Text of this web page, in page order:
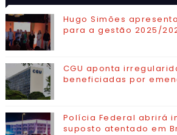
VISITADAS
Hugo Simões
para a gestão 2025/
CGU aponta
beneficiadas por
Polícia Federal abrirá
suposto atentado em